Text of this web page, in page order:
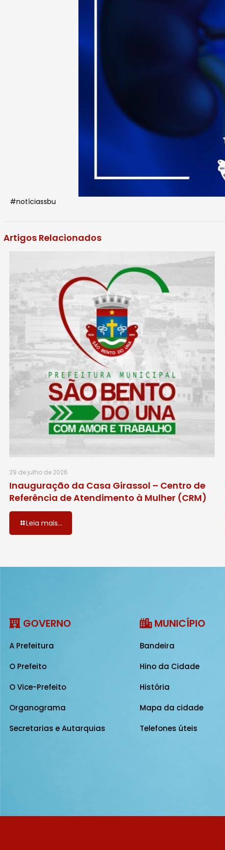
#notíciassbu
Artigos Relacionados
29 de julho de 2026
Inauguração da Casa Girassol – Centro de
Referência de Atendimento à Mulher (CRM)
Leia mais...
GOVERNO
A Prefeitura
O Prefeito
O Vice-Prefeito
Organograma
Secretarias e Autarquias
MUNICÍPIO
Bandeira
Hino da Cidade
História
Mapa da cidade
Telefones úteis